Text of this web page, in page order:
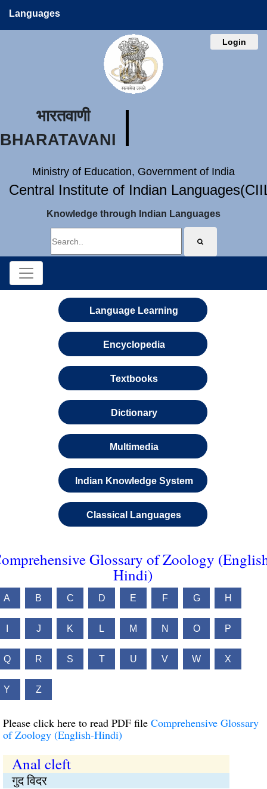
Languages
Login
भारतवाणी
BHARATAVANI
Ministry of Education, Government of India
Central Institute of Indian
Knowledge through Indian Languages
Language Learning
Encyclopedia
Textbooks
Dictionary
Multimedia
Indian Knowledge System
Classical Languages
Glossary of Zoology
Hindi)
A B C D E F G H
J K L M N O P
Q R S T U V W X
Y Z
Please click here to read PDF file Comprehensive Glossary
of Zoology (English-Hindi)
Anal cleft
गुद विदर